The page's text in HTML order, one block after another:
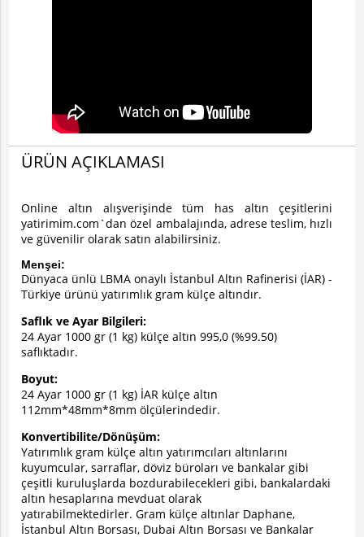
ÜRÜN AÇIKLAMASI
Online altın alışverişinde tüm has altın çeşitlerini
yatirimim.com`dan özel ambalajında, adrese teslim, hızlı
ve güvenilir olarak satın alabilirsiniz.
Menşei:
Dünyaca ünlü LBMA onaylı İstanbul Altın Rafinerisi (İAR) -
Türkiye ürünü yatırımlık gram külçe altındır.
Saflık ve Ayar Bilgileri:
24 Ayar 1000 gr (1 kg) külçe altın 995,0 (%99.50)
saflıktadır.
Boyut:
24 Ayar 1000 gr (1 kg) İAR külçe altın
112mm*48mm*8mm ölçülerindedir.
Konvertibilite/Dönüşüm:
Yatırımlık gram külçe altın yatırımcıları altınlarını
kuyumcular, sarraflar, döviz büroları ve bankalar gibi
çeşitli kuruluşlarda bozdurabilecekleri gibi, bankalardaki
altın hesaplarına mevduat olarak
yatırabilmektedirler.Gram külçe altınlar Daphane,
İstanbul Altın Borsası, Dubai Altın Borsası ve Bankalar